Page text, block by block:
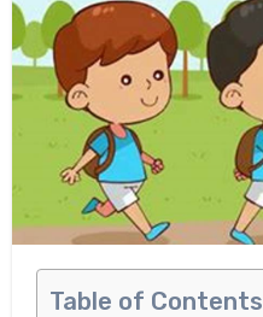
Table of Contents